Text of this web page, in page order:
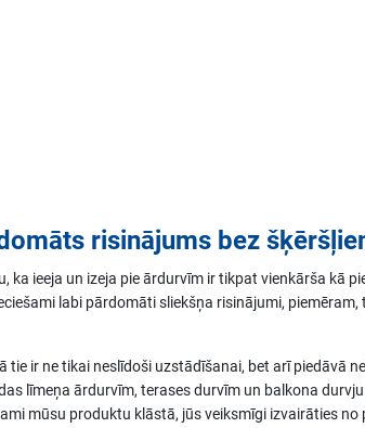
risinājums bez
ka ieeja un izeja pie ārdurvīm ir tikpat vienkārša kā
labi pārdomāti sliekšņa risinājumi, piemēram,
tie ir ne tikai neslīdoši uzstādīšanai, bet arī piedāvā
līmeņa ārdurvīm, terases durvīm un balkona
mūsu produktu klāstā, jūs veiksmīgi izvairāties no